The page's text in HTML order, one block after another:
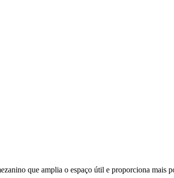
que amplia o espaço útil e proporciona mais